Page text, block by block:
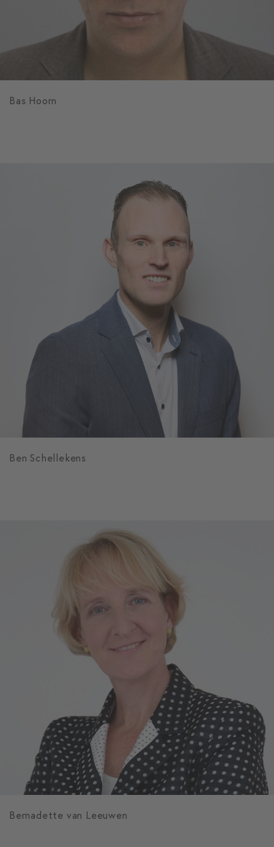
Bas Hoorn
Ben Schellekens
Bernadette van Leeuwen